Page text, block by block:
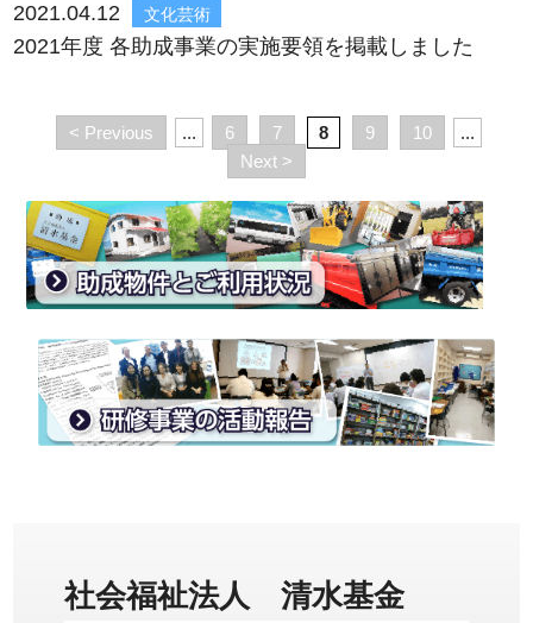
2021.04.12
文化芸術
2021年度 各助成事業の実施要領を掲載しました
< Previous ... 6 7 8 9 10
...
Next >
社会福祉法人 清水基金